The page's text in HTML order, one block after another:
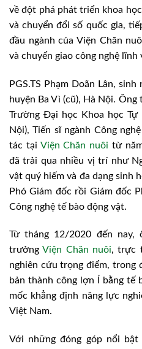
về đột phá phát triển khoa
và chuyển đổi số quốc gia,
đầu ngành của Viện Chăn
và chuyển giao công nghệ lĩnh
PGS.TS Phạm Doãn Lân,
huyện Ba Vì (cũ), Hà Nội.
Trường Đại học Khoa học
Nội), Tiến sĩ ngành Công
tác tại Viện Chăn nuôi từ
đã trải qua nhiều vị trí như
vật quý hiếm và đa dạng sinh
Phó Giám đốc rồi Giám đốc
Công nghệ tế bào động vật.
Từ tháng 12/2020 đến nay,
trưởngViện Chăn nuôi, trực
nghiên cứu trọng điểm, trong
bản thành công lợn Ỉ bằng tế
mốc khẳng định năng lực
Việt Nam.
Với những đóng góp nổi